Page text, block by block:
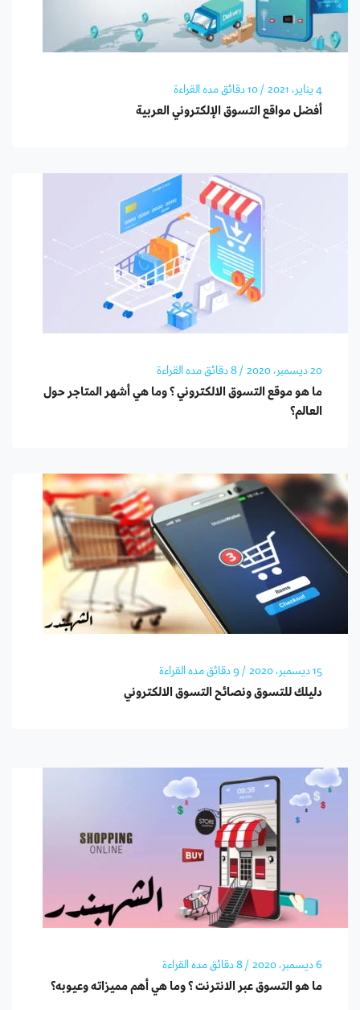
4 يناير، 2021 / 10 دقائق مده القراءة
أفضل مواقع التسوق الإلكتروني العربية
20 ديسمبر، 2020 / 8 دقائق مده القراءة
ما هو موقع التسوق الالكتروني ؟ وما هي أشهر المتاجر حول
العالم؟
15 ديسمبر، 2020 / 9 دقائق مده القراءة
دليلك للتسوق ونصائح التسوق الالكتروني
6 ديسمبر، 2020 / 8 دقائق مده القراءة
ما هو التسوق عبر الانترنت ؟ وما هي أهم مميزاته وعيوبه؟